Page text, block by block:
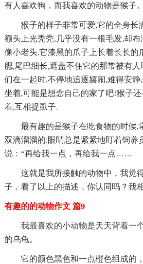
有人喜欢狗，而我喜欢的动物是猴子。
猴子的样子非常可爱,它的全身长
额头上光秃秃,几乎没有一根毛发,却
像小老头.它漆黑的爪子上长着长长的
腮,尾巴细长,遮盖不住它的那常被有
们在一起时,不停地追逐嬉闹,难得安
坐着,可能是想念自己的家了吧!猴子
着,互相捉虱子.
最有趣的是猴子在吃食物的时候,
双滴溜溜的.眼睛总是紧紧地盯着饲养
说：“再给我一点，再给我一点……
这就是我所接触的动物中，我觉
子，看了以上的描述，你认同吗？我
有趣的的动物作文 篇9
我最喜欢的小动物是天天背着一
的乌龟。
它的颜色黑色和一点橙色组成的